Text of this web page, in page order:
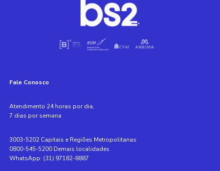
Fale Conosco
Atendimento 24 horas por dia,
7 dias por semana
3003-5202 Capitais e Regiões Metropolitanas
0800-545-5200 Demais localidades
WhatsApp: (31) 97182-8887